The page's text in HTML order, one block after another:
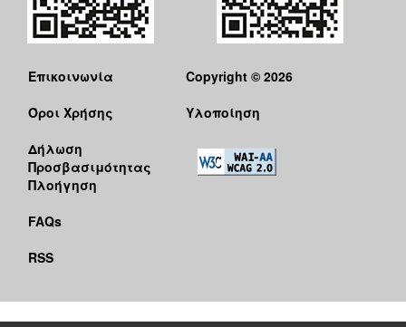
Επικοινωνία
Όροι Χρήσης
Δήλωση
Προσβασιμότητας
Πλοήγηση
FAQs
RSS
Copyright © 2026
Υλοποίηση